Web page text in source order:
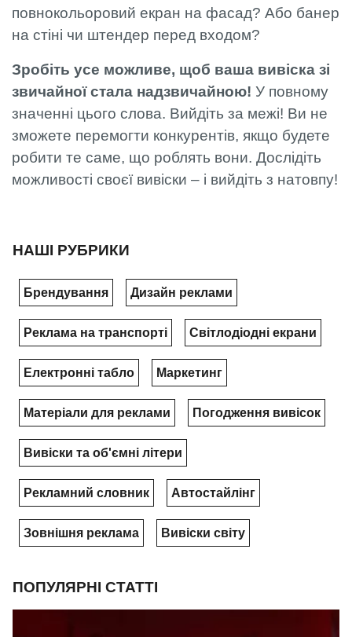
повнокольоровий екран на фасад? Або банер
на стіні чи штендер перед входом?
Зробіть усе можливе, щоб ваша вивіска зі
звичайної стала надзвичайною! У повному
значенні цього слова. Вийдіть за межі! Ви не
зможете перемогти конкурентів, якщо будете
робити те саме, що роблять вони. Дослідіть
можливості своєї вивіски – і вийдіть з натовпу!
НАШІ РУБРИКИ
Брендування Дизайн реклами
Реклама на транспорті Світлодіодні екрани
Електронні табло Маркетинг
Матеріали для реклами Погодження вивісок
Вивіски та об'ємні літери
Рекламний словник Автостайлінг
Зовнішня реклама Вивіски світу
ПОПУЛЯРНІ СТАТТІ